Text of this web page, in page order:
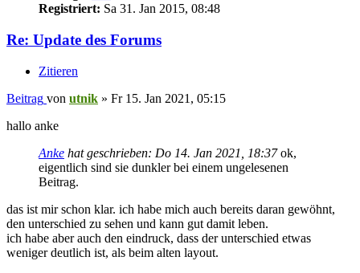
Registriert: Sa 31. Jan 2015, 08:48
Re: Update des Forums
Zitieren
Beitrag von utnik » Fr 15. Jan 2021, 05:15
hallo anke
Anke hat geschrieben: Do 14. Jan 2021, 18:37ok,
eigentlich sind sie dunkler bei einem ungelesenen
Beitrag.
das ist mir schon klar. ich habe mich auch bereits daran gewöhnt,
den unterschied zu sehen und kann gut damit leben.
ich habe aber auch den eindruck, dass der unterschied etwas
weniger deutlich ist, als beim alten layout.